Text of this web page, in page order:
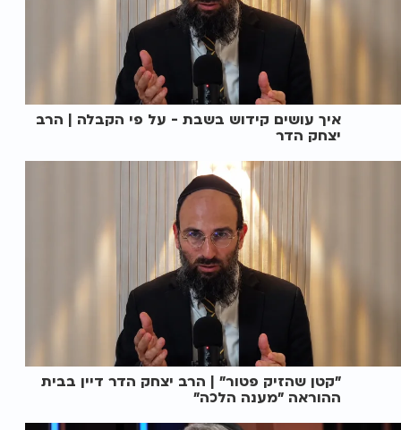
איך עושים קידוש בשבת - על פי הקבלה | הרב
יצחק הדר
"קטן שהזיק פטור" | הרב יצחק הדר דיין בבית
ההוראה "מענה הלכה"